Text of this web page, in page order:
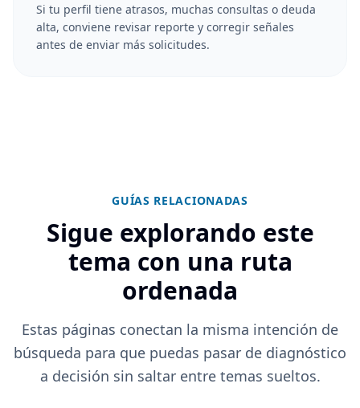
Si tu perfil tiene atrasos, muchas consultas o deuda
alta, conviene revisar reporte y corregir señales
antes de enviar más solicitudes.
GUÍAS RELACIONADAS
Sigue explorando este
tema con una ruta
ordenada
Estas páginas conectan la misma intención de
búsqueda para que puedas pasar de diagnóstico
a decisión sin saltar entre temas sueltos.